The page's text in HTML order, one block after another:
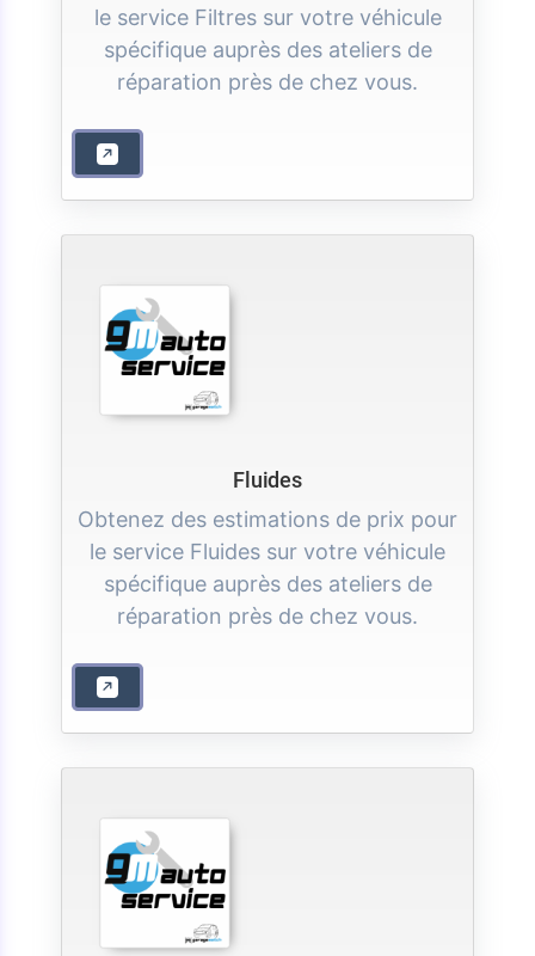
le service Filtres sur votre véhicule
spécifique auprès des ateliers de
réparation près de chez vous.
Fluides
Obtenez des estimations de prix pour
le service Fluides sur votre véhicule
spécifique auprès des ateliers de
réparation près de chez vous.